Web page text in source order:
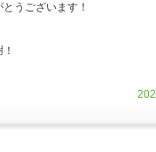
うございます！